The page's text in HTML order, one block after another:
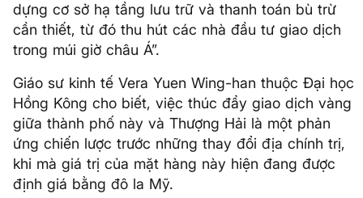
dựng cơ sở hạ tầng lưu trữ và thanh toán bù trừ
cần thiết, từ đó thu hút các nhà đầu tư giao dịch
trong múi giờ châu Á”.
Giáo sư kinh tế Vera Yuen Wing-han thuộc Đại học
Hồng Kông cho biết, việc thúc đẩy giao dịch vàng
giữa thành phố này và Thượng Hải là một phản
ứng chiến lược trước những thay đổi địa chính trị,
khi mà giá trị của mặt hàng này hiện đang được
định giá bằng đô la Mỹ.